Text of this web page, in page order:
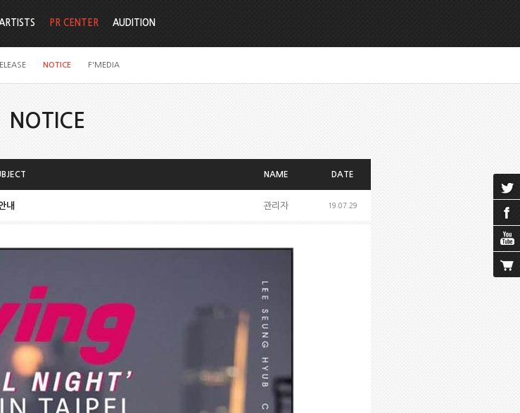
PR CENTER
NOTICE F'MEDIA
AUDITION
NOTICE
NAME DATE
내 관리자 19.07.29